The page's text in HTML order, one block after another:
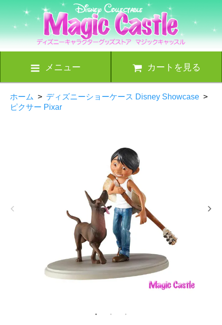
メニュー カートを見る
ホーム > ディズニーショーケース Disney Showcase >
ピクサー Pixar